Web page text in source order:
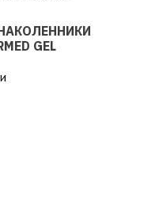
НАКОЛЕННИКИ
GEL